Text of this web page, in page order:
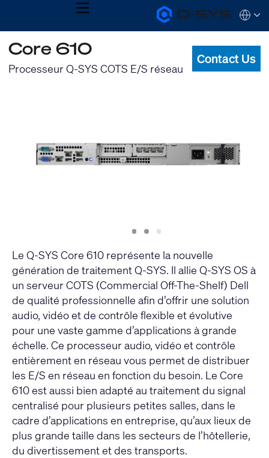
Q-
SYS
Products
Homepage
MENU
QSYS.com (English)
India (English)
Deutsch
Español
Core 610
Processeur Q-SYS COTS E/S réseau
Contact Us
Slide
1 Slide
2 Slide
3
Le Q-SYS Core 610 représente la nouvelle
génération de traitement Q-SYS. Il allie Q-SYS OS à
un serveur COTS (Commercial Off-The-Shelf) Dell
de qualité professionnelle afin d’offrir une solution
audio, vidéo et de contrôle flexible et évolutive
pour une vaste gamme d’applications à grande
échelle. Ce processeur audio, vidéo et contrôle
entièrement en réseau vous permet de distribuer
les E/S en réseau en fonction du besoin. Le Core
610 est aussi bien adapté au traitement du signal
centralisé pour plusieurs petites salles, dans le
cadre d’applications en entreprise, qu’aux lieux de
plus grande taille dans les secteurs de l’hôtellerie,
du divertissement et des transports.